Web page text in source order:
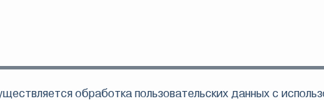
что АО «Инвестиционная компания ЛМС» осуществляет свою
обработка пользовательских данных с